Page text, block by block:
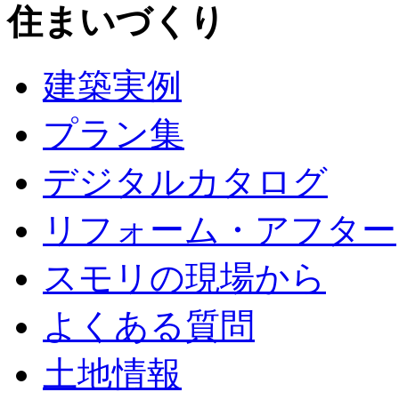
住まいづくり
建築実例
プラン集
デジタルカタログ
リフォーム・アフター
スモリの現場から
よくある質問
土地情報